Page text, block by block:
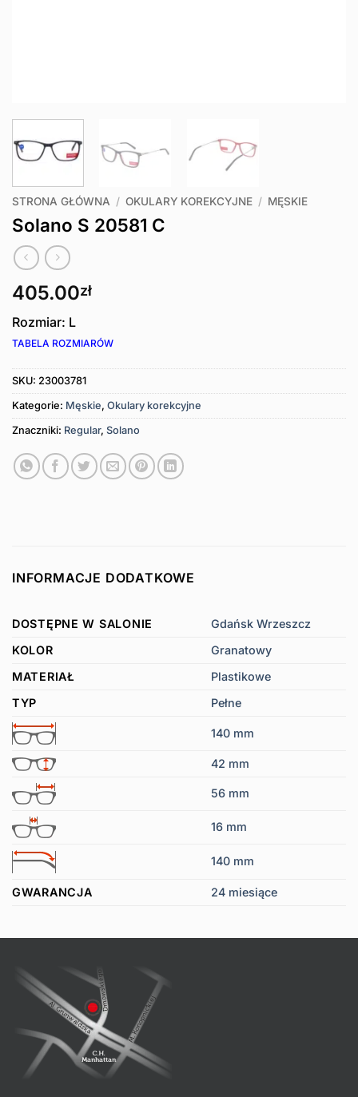
STRONA GŁÓWNA / OKULARY KOREKCYJNE / MĘSKIE
Solano S 20581 C
405.00zł
Rozmiar: L
TABELA ROZMIARÓW
SKU: 23003781
Kategorie: Męskie, Okulary korekcyjne
Znaczniki: Regular, Solano
INFORMACJE DODATKOWE
DOSTĘPNE W SALONIE
Gdańsk Wrzeszcz
KOLOR
Granatowy
MATERIAŁ
Plastikowe
TYP
Pełne
140 mm
42 mm
56 mm
16 mm
140 mm
GWARANCJA 24 miesiące